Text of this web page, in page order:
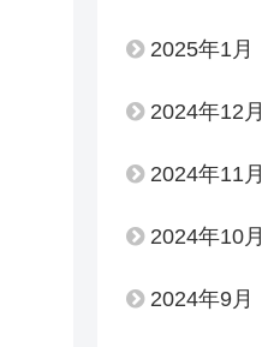
2025年1月
2024年12月
2024年11月
2024年10月
2024年9月